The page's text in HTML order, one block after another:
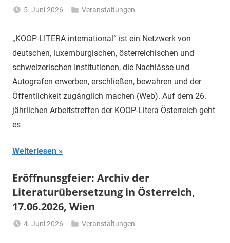
5. Juni 2026
Gerhalter
Veranstaltungen
„KOOP-LITERA international“ ist ein Netzwerk von
deutschen, luxemburgischen, österreichischen und
schweizerischen Institutionen, die Nachlässe und
Autografen erwerben, erschließen, bewahren und der
Öffentlichkeit zugänglich machen (Web). Auf dem 26.
jährlichen Arbeitstreffen der KOOP-Litera Österreich geht
es
Weiterlesen
Eröffnunsgfeier: Archiv der
Literaturübersetzung in Österreich,
17.06.2026, Wien
4. Juni 2026
Veranstaltungen